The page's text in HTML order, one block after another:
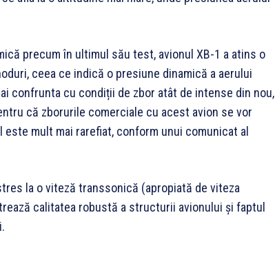
precum în ultimul său test, avionul XB-1 a atins o
ceea ce indică o presiune dinamică a aerului
confrunta cu condiții de zbor atât de intense din nou,
că zborurile comerciale cu acest avion se vor
mult mai rarefiat, conform unui comunicat al
la o viteză transsonică (apropiată de viteza
calitatea robustă a structurii avionului și faptul